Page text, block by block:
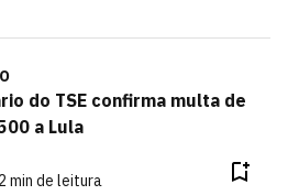
do TSE confirma multa de
a Lula
min de leitura